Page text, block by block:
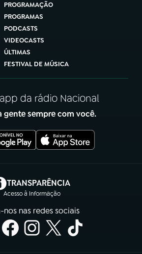
PROGRAMAÇÃO
PROGRAMAS
PODCASTS
VIDEOCASTS
ÚLTIMAS
FESTIVAL DE MÚSICA
da rádio Nacional
gente sempre com você.
TRANSPARÊNCIA
Acesso à Informação
(abre em nova aba)
nos nas redes sociais